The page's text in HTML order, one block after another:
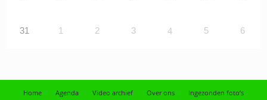
31 1 2 3 4 5 6
Home Agenda Video archief Over ons Ingezonden foto’s